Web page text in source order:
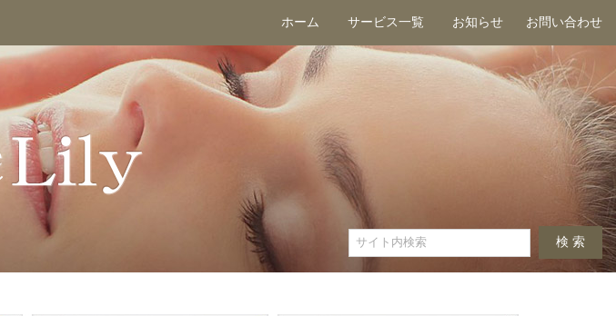
ホーム サービス一覧 お知らせ お問い合わせ